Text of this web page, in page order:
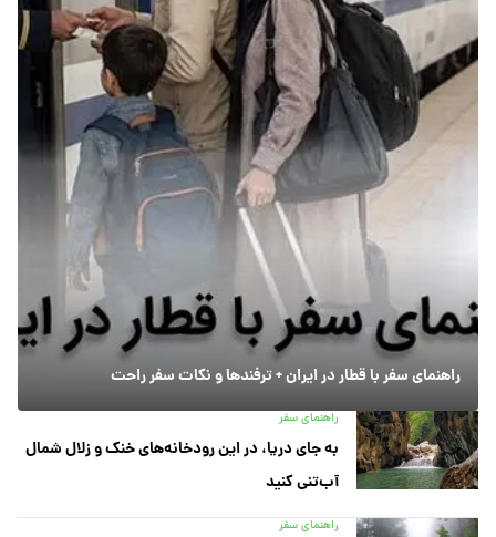
راهنمای سفر با قطار در ایران + ترفندها و نکات سفر راحت
راهنمای سفر
به جای دریا، در این رودخانه‌های خنک و زلال شمال
آب‌تنی کنید
راهنمای سفر